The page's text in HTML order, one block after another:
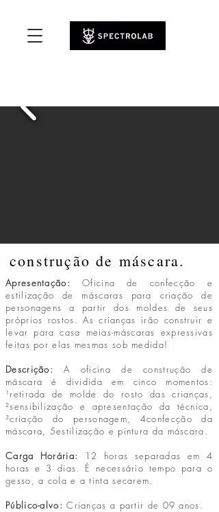
construção de máscara.
Apresentação: Oficina de confecção e
estilização de máscaras para criação de
personagens a partir dos moldes de seus
próprios rostos. As crianças irão construir e
levar para casa meias-máscaras expressivas
feitas por elas mesmas sob medida!
Descrição:
A oficina de construção de
máscara é dividida em cinco momentos:
¹retirada de molde do rosto das crianças,
²sensibilização e apresentação da técnica,
³criação do personagem, 4confecção da
máscara, 5estilização e pintura da máscara.
Carga Horária:
12 horas separadas em 4
horas e 3 dias. É necessário tempo para o
gesso, a cola e a tinta secarem.
Público-alvo: Crianças a partir de 09 anos.